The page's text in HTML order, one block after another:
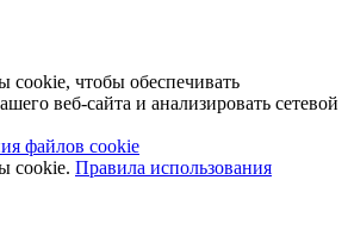
чтобы обеспечивать
веб-сайта и анализировать сетевой
файлов cookie
cookie. Правила использования